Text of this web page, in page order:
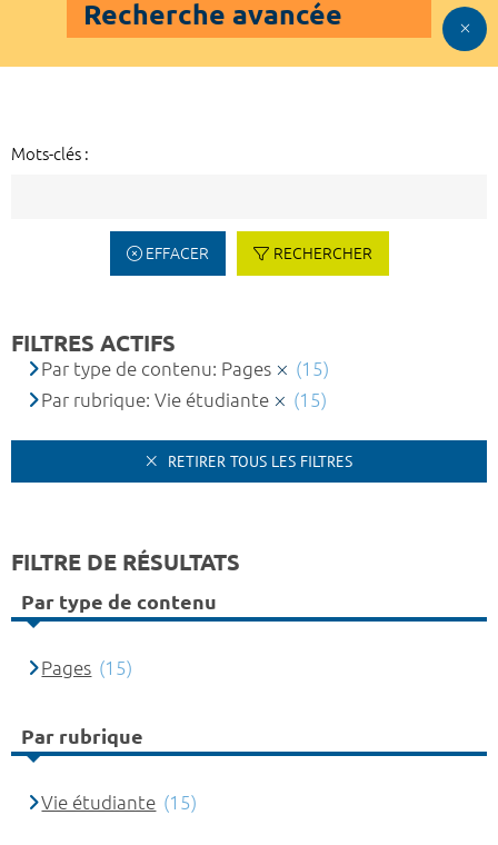
Recherche avancée
Mots-clés :
EFFACER RECHERCHER
FILTRES ACTIFS
Par type de contenu: Pages
(15)
Par rubrique: Vie étudiante
(15)
RETIRER TOUS LES FILTRES
FILTRE DE RÉSULTATS
Par type de contenu
Pages (15)
Par rubrique
Vie étudiante (15)